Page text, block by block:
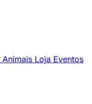
Animais Loja Eventos